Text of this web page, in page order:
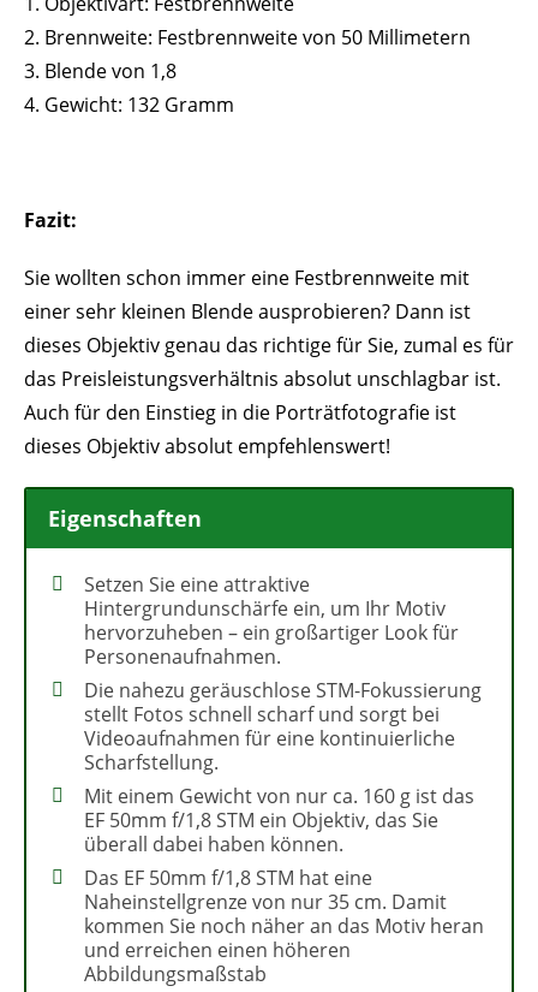
2. Brennweite: Festbrennweite von 50 Millimetern
3. Blende von 1,8
4. Gewicht: 132 Gramm
Fazit:
Sie wollten schon immer eine Festbrennweite mit
einer sehr kleinen Blende ausprobieren? Dann ist
dieses Objektiv genau das richtige für Sie, zumal es für
das Preisleistungsverhältnis absolut unschlagbar ist.
Auch für den Einstieg in die Porträtfotografie ist
dieses Objektiv absolut empfehlenswert!
Eigenschaften
Setzen Sie eine attraktive
Hintergrundunschärfe ein, um Ihr Motiv
hervorzuheben – ein großartiger Look für
Personenaufnahmen.
Die nahezu geräuschlose STM-Fokussierung
stellt Fotos schnell scharf und sorgt bei
Videoaufnahmen für eine kontinuierliche
Scharfstellung.
Mit einem Gewicht von nur ca. 160 g ist das
EF 50mm f/1,8 STM ein Objektiv, das Sie
überall dabei haben können.
Das EF 50mm f/1,8 STM hat eine
Naheinstellgrenze von nur 35 cm. Damit
kommen Sie noch näher an das Motiv heran
und erreichen einen höheren
Abbildungsmaßstab